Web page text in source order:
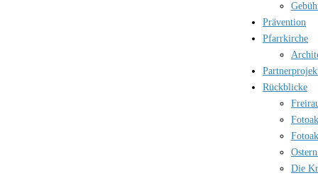
Prävention
Pfarrkirche
Rückblicke
Die